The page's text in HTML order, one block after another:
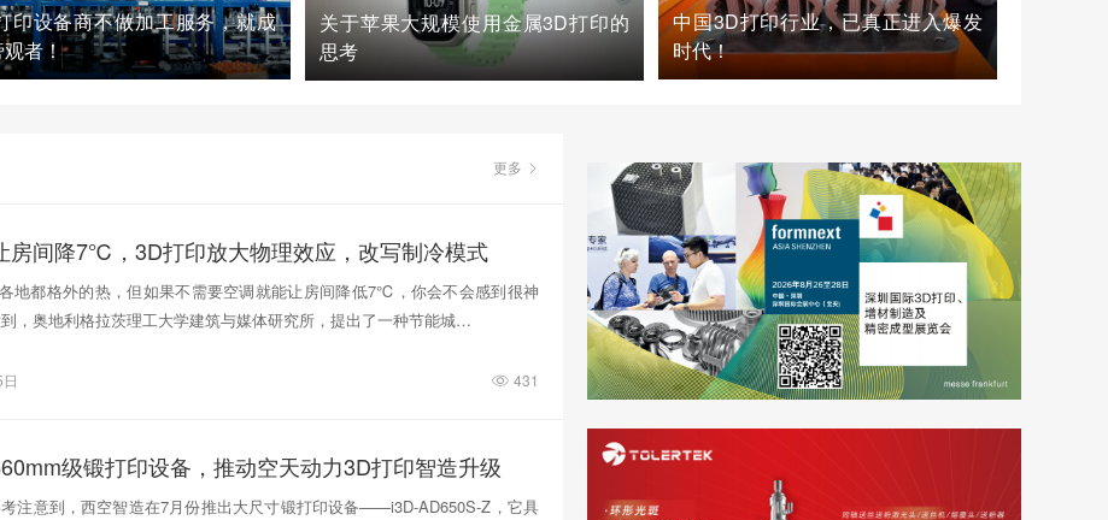
印设备商不做加工服务，就成
观者！
关于苹果大规模使用金属3D打印的
思考
中国3D打印行业，已真正进入爆发
时代！
更多
房间降7℃，3D打印放大物理效应，改写制冷模式
地都格外的热，但如果不需要空调就能让房间降低7℃，你会不会感到很神
，奥地利格拉茨理工大学建筑与媒体研究所，提出了一种节能城…
431
级锻打印设备，推动空天动力3D打印智造升级
注意到，西空智造在7月份推出大尺寸锻打印设备——i3D-AD650S-Z，它具